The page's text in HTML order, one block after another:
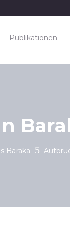
Publikationen
Baraka